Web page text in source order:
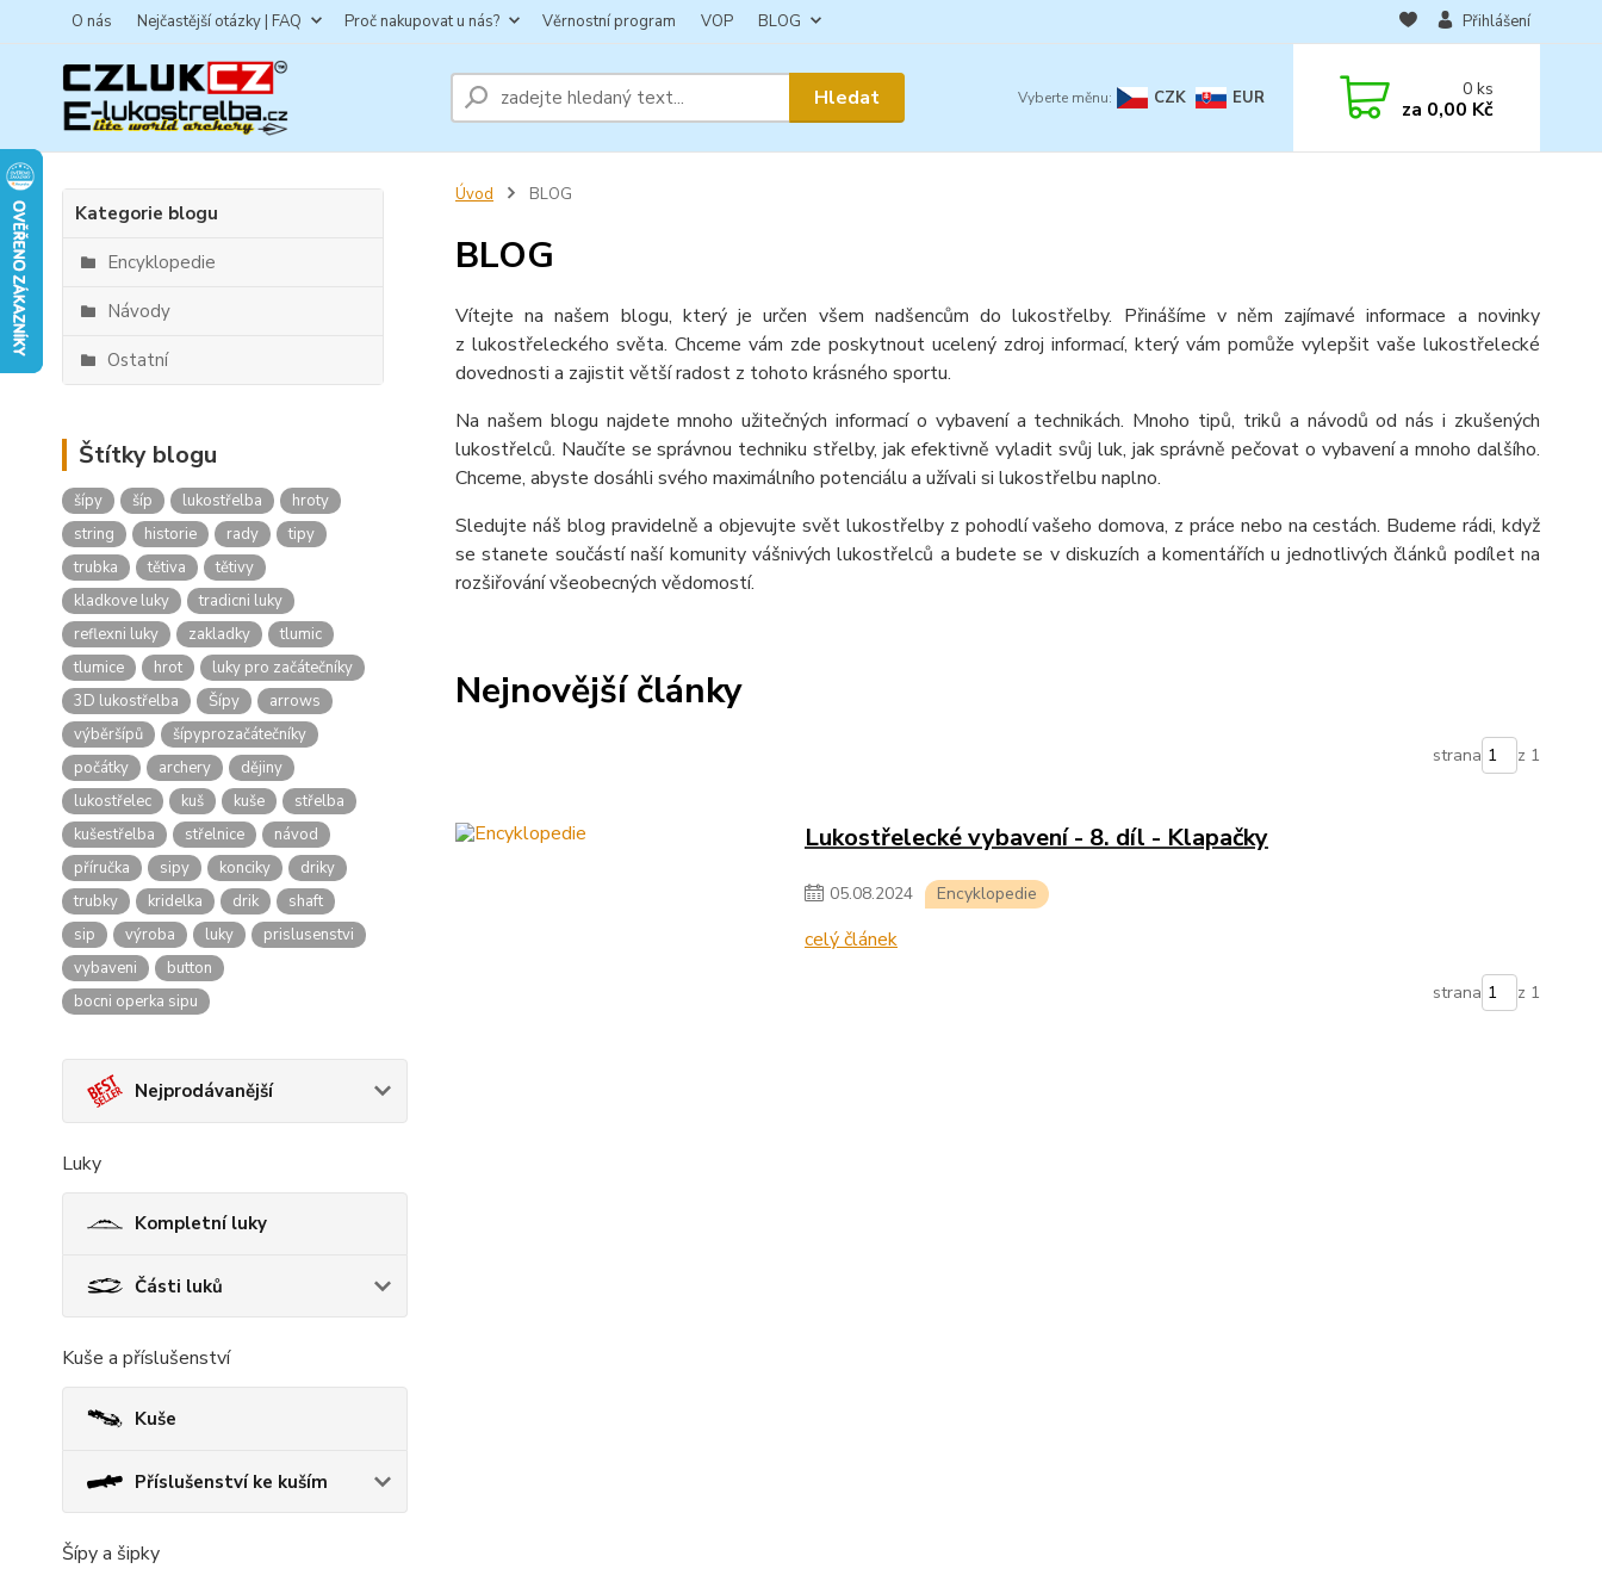
O nás Nejčastější otázky | FAQ Proč nakupovat u nás? Věrnostní program VOP BLOG
CZK EUR
Přihlášení
Hledat 0ks
za 0,00 Kč
Kategorie blogu
Encyklopedie
Návody
Ostatní
Štítky blogu
šípy šíp lukostřelba
hroty
string
historie rady
tipy
trubka
tětiva
tětivy
kladkove luky
tradicni luky
reflexni luky
zakladky
tlumic
tlumice
hrot
luky pro začátečníky
3D lukostřelba
Šípy
arrows
výběršípů
šípyprozačátečníky
počátky
archery
dějiny
lukostřelec
kuš kuše
střelba
kušestřelba
střelnice
návod
příručka
sipy konciky
driky
trubky
kridelka drik
shaft
sip
výroba luky
prislusenstvi
vybaveni
button
bocni operka sipu
Nejprodávanější
Luky
Kompletní luky
Části luků
Kuše a příslušenství
Kuše
Příslušenství ke kuším
Šípy a šipky
Úvod BLOG
BLOG
Vítejte na našem blogu, který je určen všem nadšencům do lukostřelby. Přinášíme v něm zajímavé informace a novinky
z lukostřeleckého světa. Chceme vám zde poskytnout ucelený zdroj informací, který vám pomůže vylepšit vaše lukostřelecké
dovednosti a zajistit větší radost z tohoto krásného sportu.
Na našem blogu najdete mnoho užitečných informací o vybavení a technikách. Mnoho tipů, triků a návodů od nás i zkušených
lukostřelců. Naučíte se správnou techniku střelby, jak efektivně vyladit svůj luk, jak správně pečovat o vybavení a mnoho dalšího.
Chceme, abyste dosáhli svého maximálního potenciálu a užívali si lukostřelbu naplno.
Sledujte náš blog pravidelně a objevujte svět lukostřelby z pohodlí vašeho domova, z práce nebo na cestách. Budeme rádi, když
se stanete součástí naší komunity vášnivých lukostřelců a budete se v diskuzích a komentářích u jednotlivých článků podílet na
rozšiřování všeobecných vědomostí.
Nejnovější články
strana z 1
Lukostřelecké vybavení - 8. díl - Klapačky
05.08.2024 Encyklopedie
celý článek
strana z 1